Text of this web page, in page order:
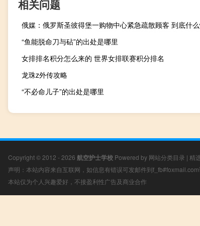
相关问题
俄媒：俄罗斯圣彼得堡一购物中心紧急疏散顾客 到底什
“鱼能脱命刀与砧”的出处是哪里
女排排名积分怎么来的 世界女排联赛积分排名
龙珠z外传攻略
“不必命儿子”的出处是哪里
Copyright © 2012 - 2026 航空护士学校 Powered by 网站分类目录 | 精
声明：本站内容来自互联网，如信息有错误可发邮件到
本站仅为个人兴趣爱好，不接盈利性广告及商业合作